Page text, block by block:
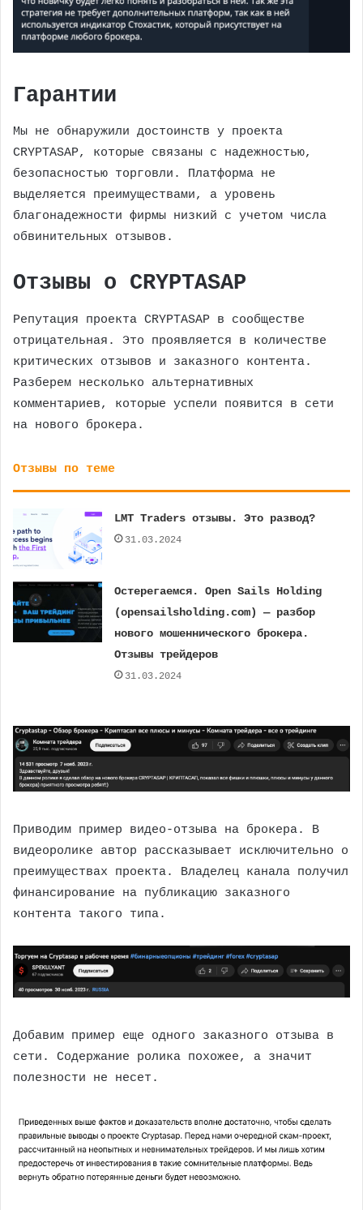
Гарантии
Мы не обнаружили достоинств у проекта
CRYPTASAP, которые связаны с надежностью,
безопасностью торговли. Платформа не
выделяется преимуществами, а уровень
благонадежности фирмы низкий с учетом числа
обвинительных отзывов.
Отзывы о CRYPTASAP
Репутация проекта CRYPTASAP в сообществе
отрицательная. Это проявляется в количестве
критических отзывов и заказного контента.
Разберем несколько альтернативных
комментариев, которые успели появится в сети
на нового брокера.
Отзывы по теме
LMT Traders отзывы. Это развод?
31.03.2024
Остерегаемся. Open Sails Holding
(opensailsholding.com) — разбор
нового мошеннического брокера.
Отзывы трейдеров
31.03.2024
Приводим пример видео-отзыва на брокера. В
видеоролике автор рассказывает исключительно о
преимуществах проекта. Владелец канала получил
финансирование на публикацию заказного
контента такого типа.
Добавим пример еще одного заказного отзыва в
сети. Содержание ролика похожее, а значит
полезности не несет.